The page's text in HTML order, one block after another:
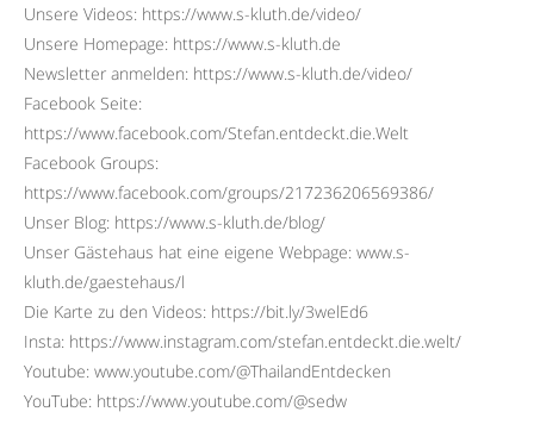
Unsere Videos: https://www.s-kluth.de/video/
Unsere Homepage: https://www.s-kluth.de
Newsletter anmelden: https://www.s-kluth.de/video/
Facebook Seite:
https://www.facebook.com/Stefan.entdeckt.die.Welt
Facebook Groups:
https://www.facebook.com/groups/217236206569386/
Unser Blog: https://www.s-kluth.de/blog/
Unser Gästehaus hat eine eigene Webpage: www.s-
kluth.de/gaestehaus/l
Die Karte zu den Videos: https://bit.ly/3welEd6
Insta: https://www.instagram.com/stefan.entdeckt.die.welt/
Youtube: www.youtube.com/@ThailandEntdecken
YouTube: https://www.youtube.com/@sedw